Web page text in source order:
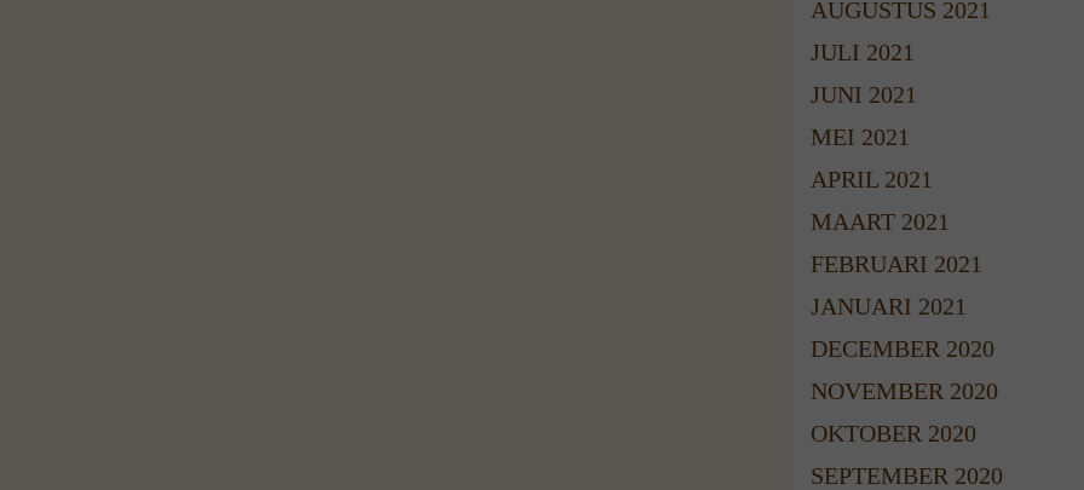
AUGUSTUS 2021
JULI 2021
JUNI 2021
MEI 2021
APRIL 2021
MAART 2021
FEBRUARI 2021
JANUARI 2021
DECEMBER 2020
NOVEMBER 2020
OKTOBER 2020
SEPTEMBER 2020